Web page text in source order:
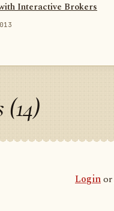
Interactive Brokers
(14)
Loginor